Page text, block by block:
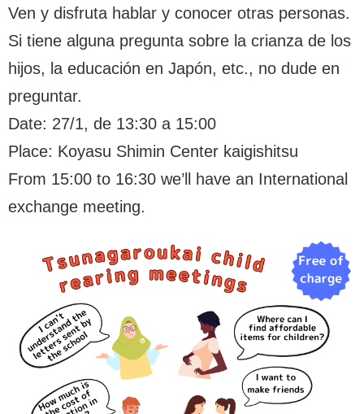
Ven y disfruta hablar y conocer otras personas.
Si tiene alguna pregunta sobre la crianza de los
hijos, la educación en Japón, etc., no dude en
preguntar.
Date: 27/1, de 13:30 a 15:00
Place: Koyasu Shimin Center kaigishitsu
From 15:00 to 16:30 we’ll have an International
exchange meeting.